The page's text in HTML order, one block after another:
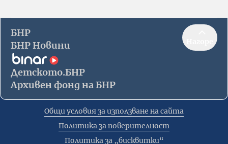
БНР
БНР Новини
Детското.БНР
Архивен фонд на БНР
Общи условия за използване на сайта
Политика за поверителност
Политика за „бисквитки“